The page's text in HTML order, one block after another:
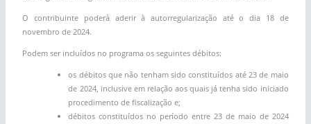
O contribuinte poderá aderir à autorregularização até o dia 18 de
novembro de 2024.
Podem ser incluídos no programa os seguintes débitos:
os débitos que não tenham sido constituídos até 23 de maio
de 2024, inclusive em relação aos quais já tenha sido iniciado
procedimento de fiscalização e;
débitos constituídos no período entre 23 de maio de 2024